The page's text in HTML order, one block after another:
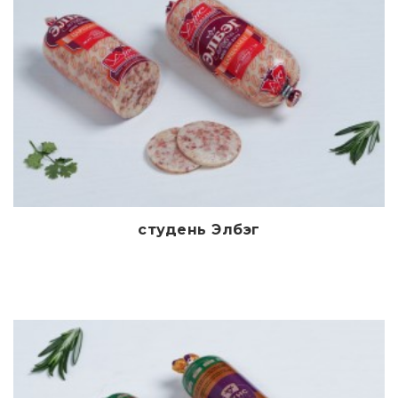
Дэлгэрэнгүйстудень Элбэг